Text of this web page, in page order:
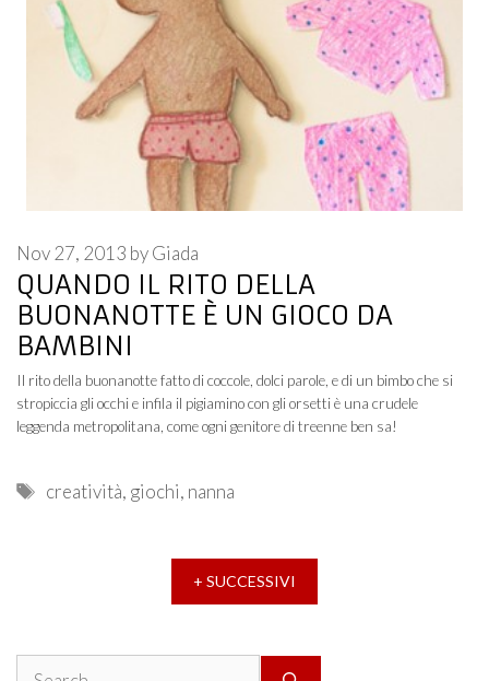
QUANDO IL RITO DELLA
BUONANOTTE È UN GIOCO DA
BAMBINI
Nov 27, 2013 byGiada
Il rito della buonanotte fatto di coccole, dolci parole, e di un bimbo che si
stropiccia gli occhi e infila il pigiamino con gli orsetti è una crudele
leggenda metropolitana, come ogni genitore di treenne ben sa!
Tags
creatività, giochi, nanna
+ SUCCESSIVI
Search